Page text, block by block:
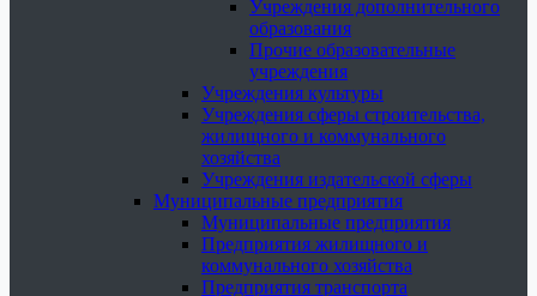
Учреждения дополнительного
образования
Прочие образовательные
учреждения
Учреждения культуры
Учреждения сферы строительства,
жилищного и коммунального
хозяйства
Учреждения издательской сферы
Муниципальные предприятия
Муниципальные предприятия
Предприятия жилищного и
коммунального хозяйства
Предприятия транспорта